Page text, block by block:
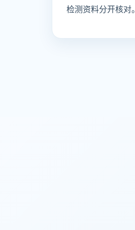
检测资料分开核对。